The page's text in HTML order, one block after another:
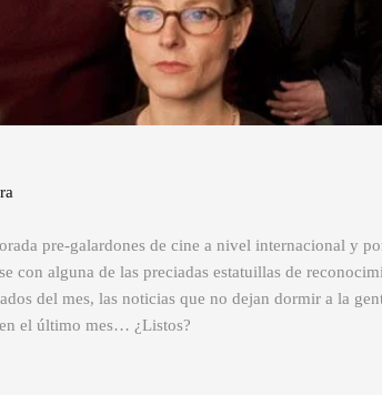
pre-galardones de cine a nivel internacional y
con alguna de las preciadas estatuillas de
del mes, las noticias que no dejan dormir a la
el último mes… ¿Listos?